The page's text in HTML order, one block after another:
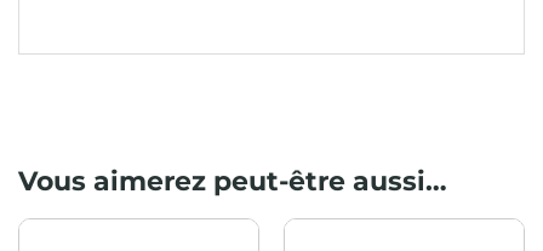
Vous aimerez peut-être aussi…